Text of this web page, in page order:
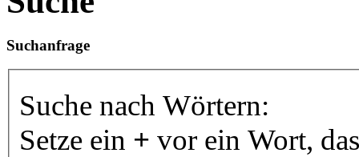
Suchanfrage
Suche nach Wörtern:
Setze ein + vor ein Wort,